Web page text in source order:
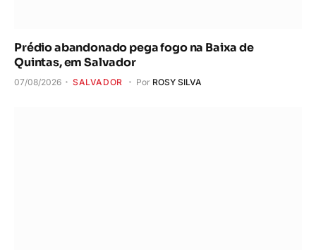
Prédio abandonado pega fogo na Baixa de
Quintas, em Salvador
07/08/2026 SALVADOR Por ROSY SILVA